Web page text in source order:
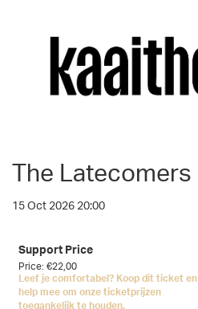
The Latecomers
15 Oct 2026 20:00
Support Price
Price: €22,00
Leef je comfortabel? Koop dit ticket en
help mee om onze ticketprijzen